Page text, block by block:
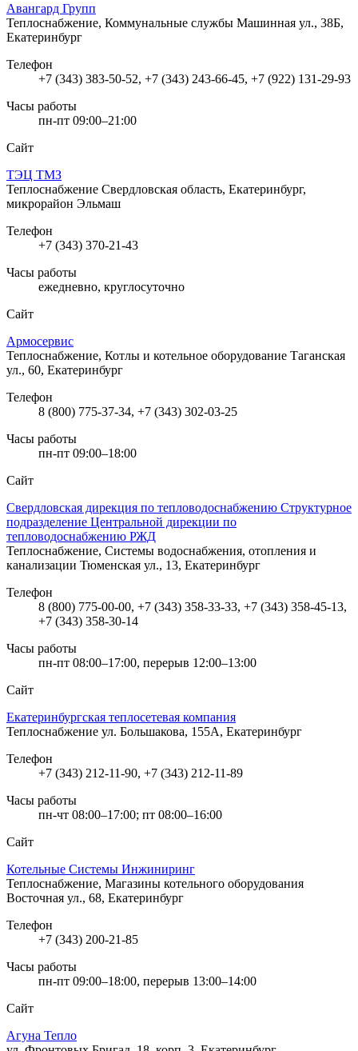
Авангард Групп
Теплоснабжение, Коммунальные службы Машинная ул., 38Б,
Екатеринбург
Телефон
+7 (343) 383-50-52, +7 (343) 243-66-45, +7 (922) 131-29-93
Часы работы
пн-пт 09:00–21:00
Сайт
ТЭЦ ТМЗ
Теплоснабжение Свердловская область, Екатеринбург,
микрорайон Эльмаш
Телефон
+7 (343) 370-21-43
Часы работы
ежедневно, круглосуточно
Сайт
Армосервис
Теплоснабжение, Котлы и котельное оборудование Таганская
ул., 60, Екатеринбург
Телефон
8 (800) 775-37-34, +7 (343) 302-03-25
Часы работы
пн-пт 09:00–18:00
Сайт
Свердловская дирекция по тепловодоснабжению Структурное
подразделение Центральной дирекции по
тепловодоснабжению РЖД
Теплоснабжение, Системы водоснабжения, отопления и
канализации Тюменская ул., 13, Екатеринбург
Телефон
8 (800) 775-00-00, +7 (343) 358-33-33, +7 (343) 358-45-13,
+7 (343) 358-30-14
Часы работы
пн-пт 08:00–17:00, перерыв 12:00–13:00
Сайт
Екатеринбургская теплосетевая компания
Теплоснабжение ул. Большакова, 155А, Екатеринбург
Телефон
+7 (343) 212-11-90, +7 (343) 212-11-89
Часы работы
пн-чт 08:00–17:00; пт 08:00–16:00
Сайт
Котельные Системы Инжиниринг
Теплоснабжение, Магазины котельного оборудования
Восточная ул., 68, Екатеринбург
Телефон
+7 (343) 200-21-85
Часы работы
пн-пт 09:00–18:00, перерыв 13:00–14:00
Сайт
Агуна Тепло